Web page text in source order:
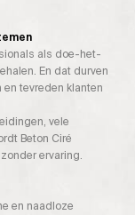
als doe-het-
En dat durven
tevreden klanten
vele
Beton Ciré
ervaring.
en naadloze